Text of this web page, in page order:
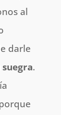
al
darle
.